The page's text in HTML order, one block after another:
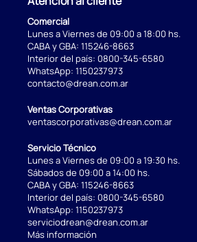
Comercial
Lunes a Viernes de 09:00 a 18:00 hs.
CABA y GBA: 115246-8663
Interior del país: 0800-345-6580
WhatsApp: 1150237973
contacto@drean.com.ar
Ventas Corporativas
ventascorporativas@drean.com.ar
Servicio Técnico
Lunes a Viernes de 09:00 a 19:30 hs.
Sábados de 09:00 a 14:00 hs.
CABA y GBA: 115246-8663
Interior del país: 0800-345-6580
WhatsApp: 1150237973
serviciodrean@drean.com.ar
Más información